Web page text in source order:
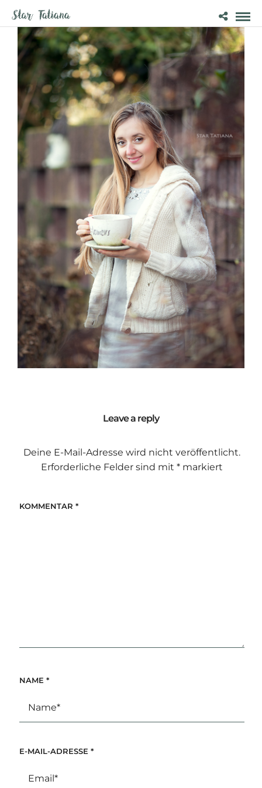
Leave a reply
Deine E-Mail-Adresse wird nicht veröffentlicht.
Erforderliche Felder sind mit *markiert
KOMMENTAR *
NAME *
E-MAIL-ADRESSE *